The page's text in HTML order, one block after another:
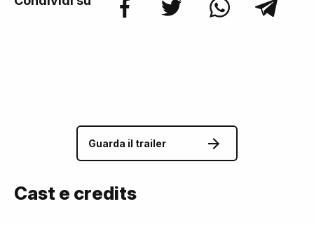
Guarda il trailer
Cast e credits